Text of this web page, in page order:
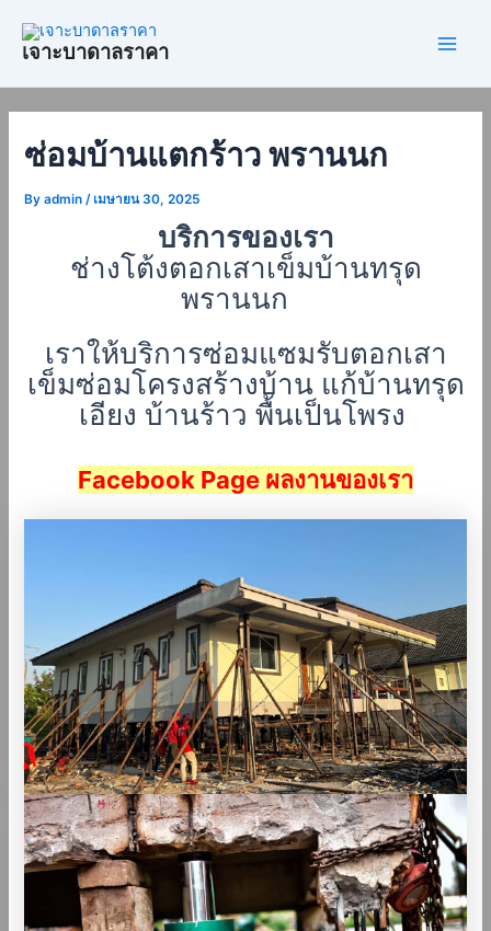
content
เจาะบาดาลราคา
ซ่อมบ้านแตกร้าว พรานนก
Byadmin / เมษายน 30, 2025
บริการของเรา
ช่างโต้งตอกเสาเข็มบ้านทรุด
พรานนก
เราให้บริการซ่อมแซมรับตอกเสา
เข็มซ่อมโครงสร้างบ้าน แก้บ้านทรุด
เอียง บ้านร้าว พื้นเป็นโพรง
Facebook Page ผลงานของเรา
navigation